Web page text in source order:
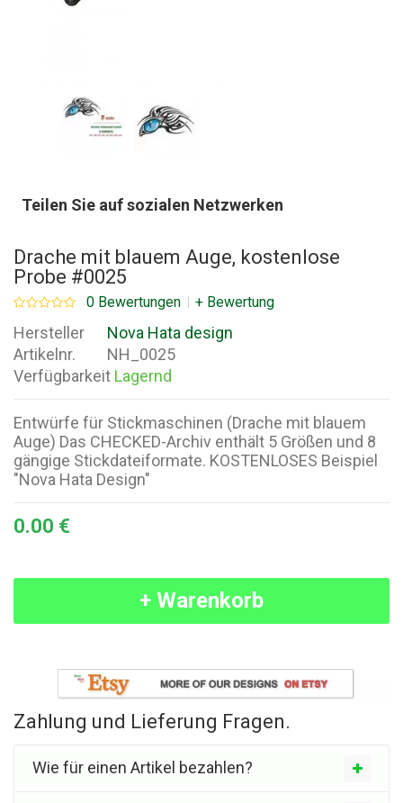
Teilen Sie auf sozialen Netzwerken
Drache mit blauem Auge, kostenlose
Probe #0025
0 Bewertungen + Bewertung
Hersteller
Nova Hata design
Artikelnr.
NH_0025
Verfügbarkeit Lagernd
Entwürfe für Stickmaschinen (Drache mit blauem
Auge) Das CHECKED-Archiv enthält 5 Größen und 8
gängige Stickdateiformate. KOSTENLOSES Beispiel
"Nova Hata Design"
0.00 €
+ Warenkorb
Zahlung und Lieferung Fragen.
Wie für einen Artikel bezahlen?